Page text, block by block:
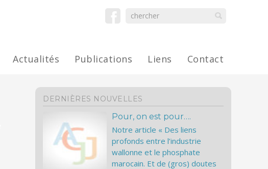
Actualités Publications Liens Contact
DERNIÈRES NOUVELLES
Pour, on est pour….
Notre article « Des liens
profonds entre l’industrie
wallonne et le phosphate
marocain. Et de (gros) doutes